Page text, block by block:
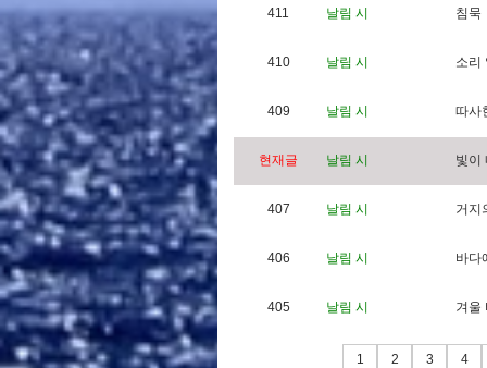
411 날림 시 침 묵
410 날림 시 소리
409 날림 시 따사
현재글 날림 시 빛 이
407 날림 시 거 지
406 날림 시 바다
405 날림 시 겨 울
1 2 3 4